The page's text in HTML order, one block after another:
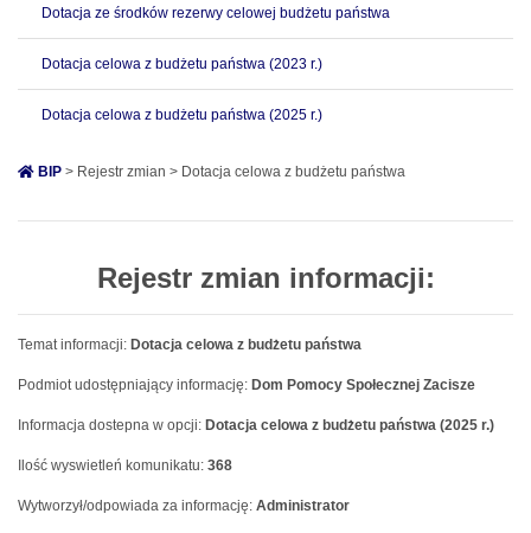
Dotacja ze środków rezerwy celowej budżetu państwa
Dotacja celowa z budżetu państwa (2023 r.)
Dotacja celowa z budżetu państwa (2025 r.)
BIP > Rejestr zmian > Dotacja celowa z budżetu państwa
Rejestr zmian informacji:
Temat informacji: Dotacja celowa z budżetu państwa
Podmiot udostępniający informację: Dom Pomocy Społecznej Zacisze
Informacja dostepna w opcji: Dotacja celowa z budżetu państwa (2025 r.)
Ilość wyswietleń komunikatu: 368
Wytworzył/odpowiada za informację: Administrator